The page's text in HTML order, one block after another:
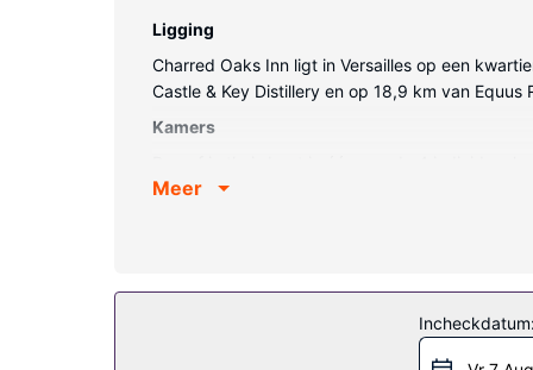
Ligging
Charred Oaks Inn ligt in Versailles op een
Castle & Key Distillery en op 18,9 km van Equus
Kamers
Dankzij gratis wifi blijf je online, terwijl de tv
conciërgeservices en een open haard in de lobby.
Meer
Incheckdatum: